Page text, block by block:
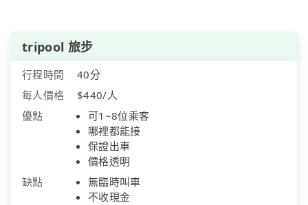
tripool 旅步
行程時間
40分
每人價格
$440/人
優點
可1~8位乘客
哪裡都能接
保證出車
價格透明
缺點
無臨時叫車
不收現金